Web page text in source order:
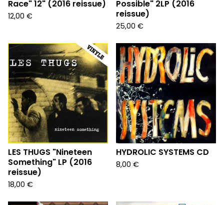
Race" 12" (2016 reissue)
12,00 €
Possible" 2LP (2016
reissue)
25,00 €
LES THUGS "Nineteen
Something" LP (2016
reissue)
18,00 €
HYDROLIC SYSTEMS CD
8,00 €